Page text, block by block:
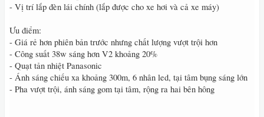
- Vị trí lắp đèn lái chính (lắp được cho xe hơi và cả xe máy)
Ưu điểm:
- Giá rẻ hơn phiên bản trước nhưng chất lượng vượt trội hơn
- Công suất 38w sáng hơn V2 khoảng 20%
- Quạt tản nhiệt Panasonic
- Ánh sáng chiếu xa khoảng 300m, 6 nhân led, tại tâm bụng sáng lớn
- Pha vượt trội, ánh sáng gom tại tâm, rộng ra hai bên hông